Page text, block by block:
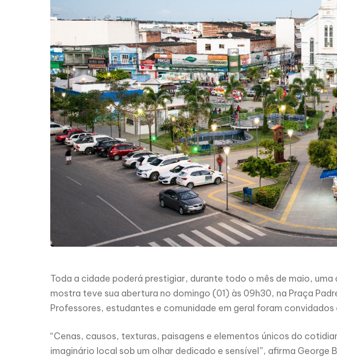
Toda a cidade poderá prestigiar, durante todo o mês de maio,
mostra teve sua abertura no domingo (01) às 09h30, na Praça
Professores, estudantes e comunidade em geral foram convidados
“Cenas, causos, texturas, paisagens e elementos únicos do
imaginário local sob um olhar dedicado e sensível”, afirma